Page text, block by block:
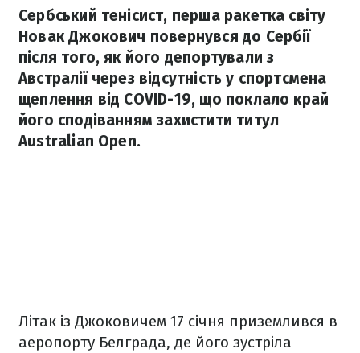
Сербський тенісист, перша ракетка світу
Новак Джокович повернувся до Сербії
після того, як його депортували з
Австралії через відсутність у спортсмена
щеплення від COVID-19, що поклало край
його сподіванням захистити титул
Australian Open.
Літак із Джоковичем 17 січня приземлився в
аеропорту Белграда, де його зустріла